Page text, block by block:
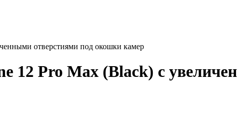
отверстиями под окошки камер
12 Pro Max (Black) с